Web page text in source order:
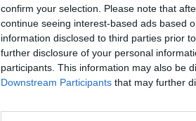
confirm your selection. Please note that
continue seeing interest-based ads based
information disclosed to third parties prior
further disclosure of your personal
participants. This information may also be
Downstream Participants that may further